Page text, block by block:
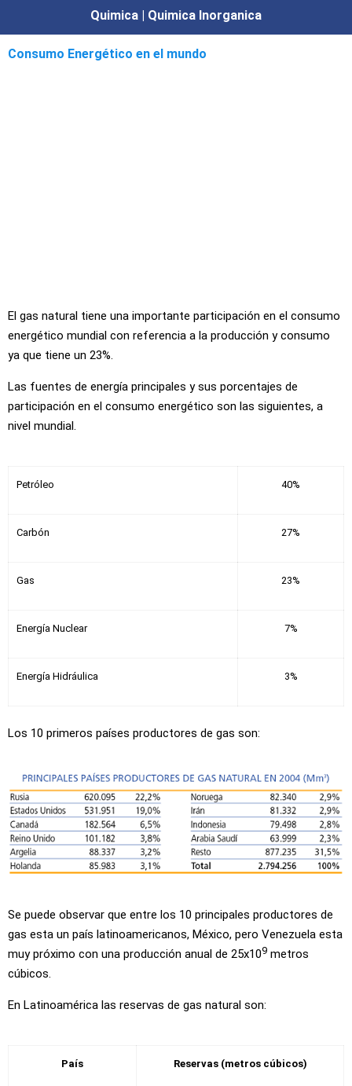
Quimica | Quimica Inorganica
Consumo Energético en el mundo
El gas natural tiene una importante participación en el consumo
energético mundial con referencia a la producción y consumo
ya que tiene un 23%.
Las fuentes de energía principales y sus porcentajes de
participación en el consumo energético son las siguientes, a
nivel mundial.
Petróleo 40%
Carbón 27%
Gas 23%
Energía Nuclear 7%
Energía Hidráulica 3%
Los 10 primeros países productores de gas son:
Se puede observar que entre los 10 principales productores de
gas esta un país latinoamericanos, México, pero Venezuela esta
muy próximo con una producción anual de 25x109 metros
cúbicos.
En Latinoamérica las reservas de gas natural son:
País Reservas (metros cúbicos)